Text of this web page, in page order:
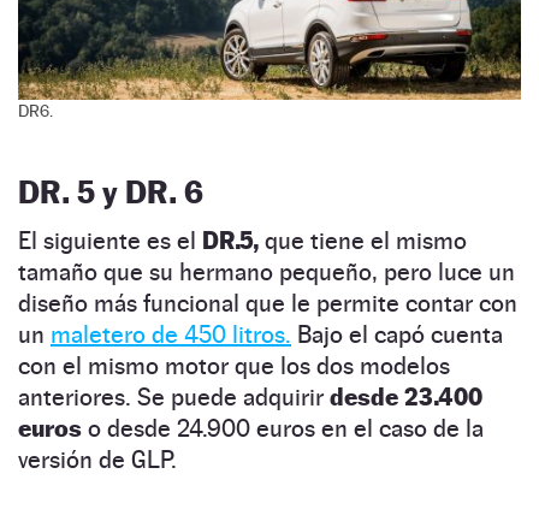
DR6.
DR. 5 y DR. 6
El siguiente es el DR.5, que tiene el mismo
tamaño que su hermano pequeño, pero luce un
diseño más funcional que le permite contar con
un maletero de 450 litros. Bajo el capó cuenta
con el mismo motor que los dos modelos
anteriores. Se puede adquirir desde 23.400
euros o desde 24.900 euros en el caso de la
versión de GLP.